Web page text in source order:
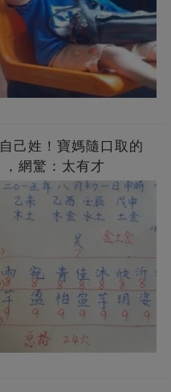
己姓！寶媽隨口取的
，網驚：太有才